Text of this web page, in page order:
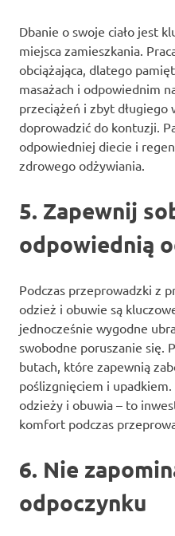
Dbanie o swoje ciało jest
miejsca zamieszkania.
obciążająca, dlatego
masażach i odpowiednim
przeciążeń i zbyt długiego
doprowadzić do kontuzji.
odpowiedniej diecie i
zdrowego odżywiania.
5. Zapewnij
odpowiednią
Podczas przeprowadzki z
odzież i obuwie są
jednocześnie wygodne
swobodne poruszanie się.
butach, które zapewnią
poślizgnięciem i
odzieży i obuwia – to
komfort podczas
6. Nie
odpoczynku